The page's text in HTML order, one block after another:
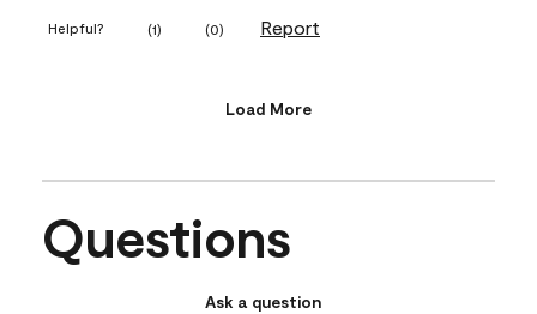
Helpful? (1) (0) Report
Load More
Questions
Ask a question